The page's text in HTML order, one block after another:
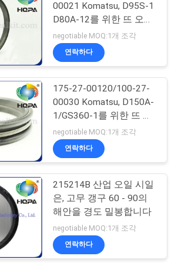
00021 Komatsu, D95S-1
D80A-12를 위한 뜨 오일
시일
negotiable MOQ:1개 조각
연락하다
175-27-00120/100-27-
00030 Komatsu, D150A-
1/GS360-1를 위한 뜨 오
일 시일
negotiable MOQ:1개 조각
연락하다
215214B 산업 오일 시일
은, 고무 갱구 60 - 90의
해안을 경도 밀봉합니다
negotiable MOQ:1개 조각
연락하다